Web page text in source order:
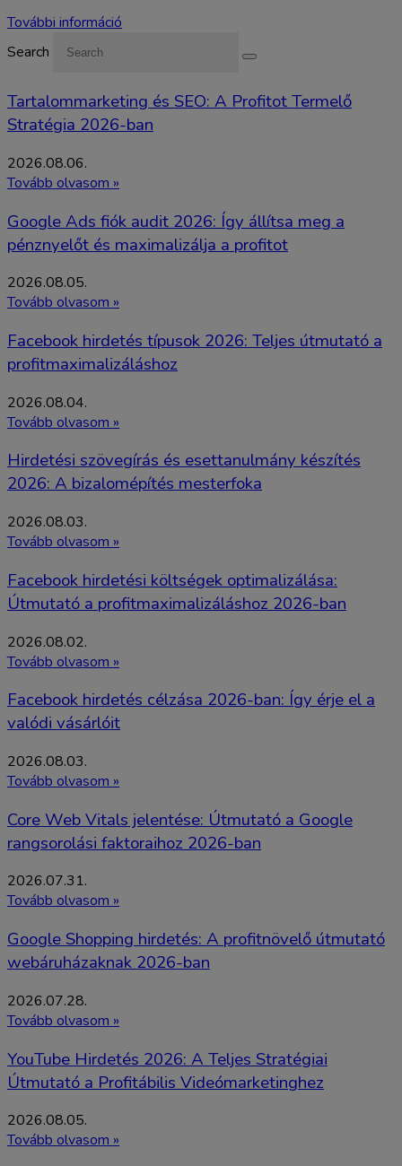
További információ
Search
Tartalommarketing és SEO: A Profitot Termelő
Stratégia 2026-ban
2026.08.06.
Tovább olvasom »
Google Ads fiók audit 2026: Így állítsa meg a
pénznyelőt és maximalizálja a profitot
2026.08.05.
Tovább olvasom »
Facebook hirdetés típusok 2026: Teljes útmutató a
profitmaximalizáláshoz
2026.08.04.
Tovább olvasom »
Hirdetési szövegírás és esettanulmány készítés
2026: A bizalomépítés mesterfoka
2026.08.03.
Tovább olvasom »
Facebook hirdetési költségek optimalizálása:
Útmutató a profitmaximalizáláshoz 2026-ban
2026.08.02.
Tovább olvasom »
Facebook hirdetés célzása 2026-ban: Így érje el a
valódi vásárlóit
2026.08.03.
Tovább olvasom »
Core Web Vitals jelentése: Útmutató a Google
rangsorolási faktoraihoz 2026-ban
2026.07.31.
Tovább olvasom »
Google Shopping hirdetés: A profitnövelő útmutató
webáruházaknak 2026-ban
2026.07.28.
Tovább olvasom »
YouTube Hirdetés 2026: A Teljes Stratégiai
Útmutató a Profitábilis Videómarketinghez
2026.08.05.
Tovább olvasom »